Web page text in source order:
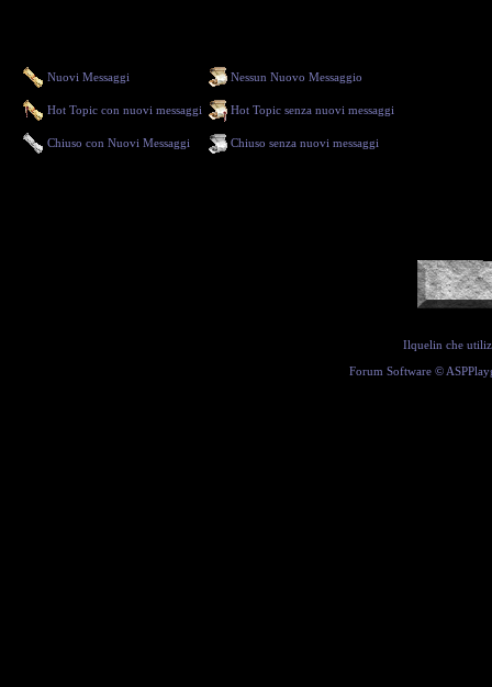
Nuovi Messaggi Nessun Nuovo Messaggio
Hot Topic con nuovi messaggi Hot Topic senza nuovi messaggi
Chiuso con Nuovi Messaggi Chiuso senza nuovi messaggi
Ilquelin che
Forum Software ©